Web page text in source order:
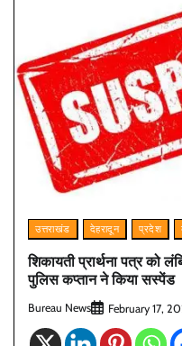
उत्तराखंड देहरादून प्रदेश
शिकायती प्रार्थना पत्र को
पुलिस कप्तान ने किया सस्पेंड
Bureau News February 17,